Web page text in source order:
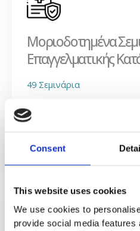
Consent
This website uses cookies
We use cookies to
provide social media
Μοριοδοτημένα
Επαγγελματικής
49 Σεμινάρια